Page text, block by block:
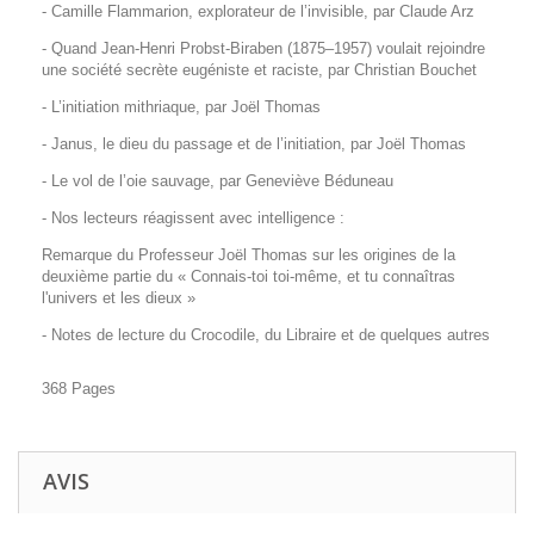
- Camille Flammarion, explorateur de l’invisible, par Claude Arz
- Quand Jean-Henri Probst-Biraben (1875–1957) voulait rejoindre
une société secrète eugéniste et raciste, par Christian Bouchet
- L’initiation mithriaque, par Joël Thomas
- Janus, le dieu du passage et de l’initiation, par Joël Thomas
- Le vol de l’oie sauvage, par Geneviève Béduneau
- Nos lecteurs réagissent avec intelligence :
Remarque du Professeur Joël Thomas sur les origines de la
deuxième partie du « Connais-toi toi-même, et tu connaîtras
l'univers et les dieux »
- Notes de lecture du Crocodile, du Libraire et de quelques autres
368 Pages
AVIS